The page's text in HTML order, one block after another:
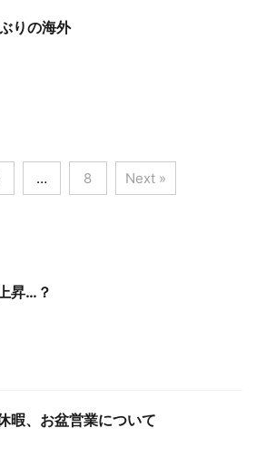
りの海外
… 8 Next »
昇…？
暇、お盆営業について